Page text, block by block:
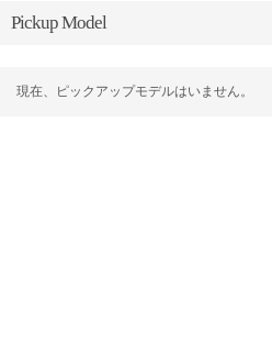
Pickup Model
現在、ピックアップモデルはいません。